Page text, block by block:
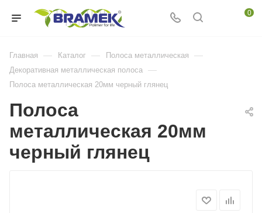
0
Главная — Каталог — Полоса металлическая —
Декоративная металлическая полоса —
Полоса металлическая 20мм черный глянец
Полоса
металлическая 20мм
черный глянец